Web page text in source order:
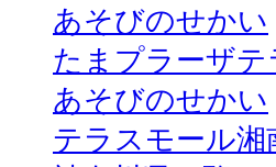
あそびのせかい
たまプラーザテ
あそびのせかい
テラスモール湘